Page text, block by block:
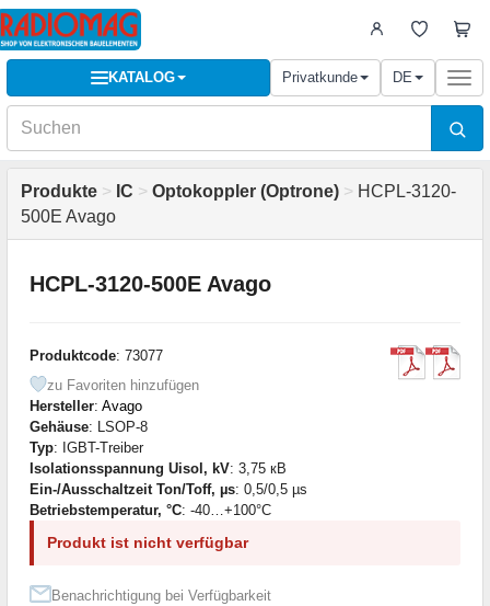
KATALOG Privatkunde DE
Produkte > IC > Optokoppler (Optrone) > HCPL-3120-
500E Avago
HCPL-3120-500E Avago
Produktcode: 73077
zu Favoriten hinzufügen
Hersteller: Avago
Gehäuse: LSOP-8
Typ: IGBT-Treiber
Isolationsspannung Uisol, kV: 3,75 кВ
Ein-/Ausschaltzeit Ton/Toff, µs: 0,5/0,5 µs
Betriebstemperatur, °C: -40…+100°С
Produkt ist nicht verfügbar
Benachrichtigung bei Verfügbarkeit